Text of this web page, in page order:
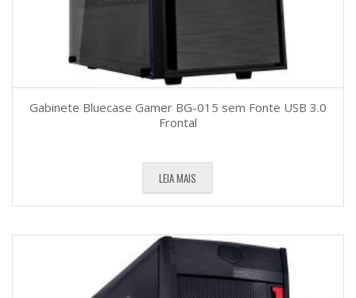
Gabinete Bluecase Gamer BG-015 sem Fonte USB 3.0
Frontal
LEIA MAIS